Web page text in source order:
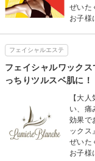
ぜいた
お子様
フェイシャルエステ
フェイシャルワック
っちりツルスベ肌に！
【大
い、痛
効果で
ック
ぜいた
お子様